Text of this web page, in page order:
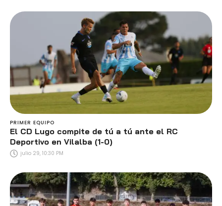
PRIMER EQUIPO
El CD Lugo compite de tú a tú ante el RC
Deportivo en Vilalba (1-0)
julio 29, 10:30 PM